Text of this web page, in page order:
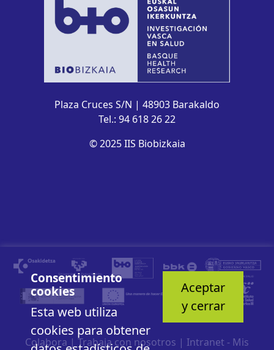
Plaza Cruces S/N | 48903 Barakaldo
Tel.: 94 618 26 22
© 2025 IIS Biobizkaia
Consentimiento
cookies
Esta web utiliza
cookies para obtener
Aceptar
y cerrar
Colabora | Trabaja con nosotros | Intranet - Mis